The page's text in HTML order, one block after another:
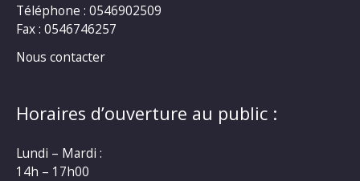
Téléphone : 0546902509
Fax : 0546746257
Nous contacter
Horaires d’ouverture au public :
Lundi – Mardi :
14h – 17h00